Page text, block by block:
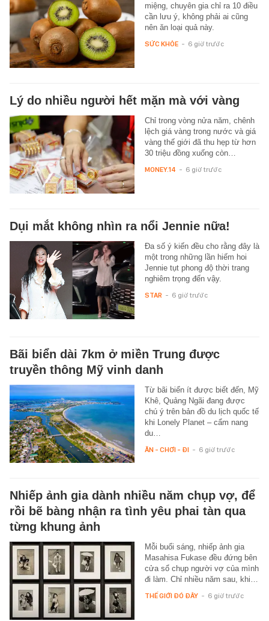
miệng, chuyên gia chỉ ra 10 điều
cần lưu ý, không phải ai cũng
nên ăn loại quả này.
SỨC KHỎE - 6 giờ trước
Lý do nhiều người hết mặn mà với vàng
Chỉ trong vòng nửa năm, chênh
lệch giá vàng trong nước và giá
vàng thế giới đã thu hẹp từ hơn
30 triệu đồng xuống còn…
MONEY.14 - 6 giờ trước
Dụi mắt không nhìn ra nổi Jennie nữa!
Đa số ý kiến đều cho rằng đây là
một trong những lần hiếm hoi
Jennie tụt phong độ thời trang
nghiêm trọng đến vậy.
STAR - 6 giờ trước
Bãi biển dài 7km ở miền Trung được
truyền thông Mỹ vinh danh
Từ bãi biển ít được biết đến, Mỹ
Khê, Quảng Ngãi đang được
chú ý trên bản đồ du lịch quốc tế
khi Lonely Planet – cẩm nang
du…
ĂN - CHƠI - ĐI - 6 giờ trước
Nhiếp ảnh gia dành nhiều năm chụp vợ, để
rồi bẽ bàng nhận ra tình yêu phai tàn qua
từng khung ảnh
Mỗi buổi sáng, nhiếp ảnh gia
Masahisa Fukase đều đứng bên
cửa sổ chụp người vợ của mình
đi làm. Chỉ nhiều năm sau, khi…
THẾ GIỚI ĐÓ ĐÂY - 6 giờ trước